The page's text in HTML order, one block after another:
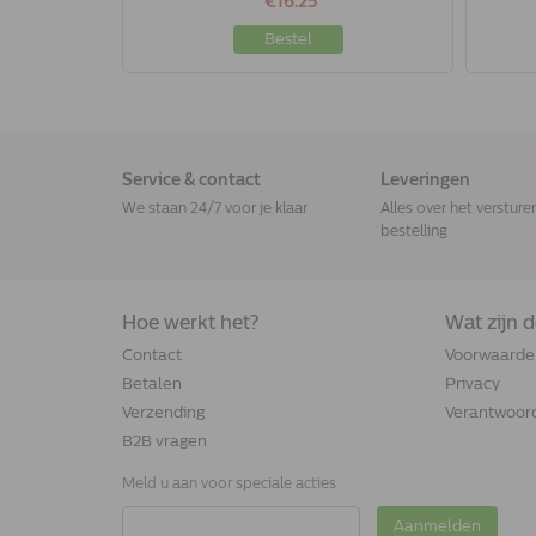
Bestel
Service & contact
We staan 24/7 voor je klaar
Leveringen
Alles over het
bestelling
Hoe werkt het?
Contact
Betalen
Verzending
B2B vragen
Wat zijn
Privacy
Meld u aan voor speciale acties
Aanmelden